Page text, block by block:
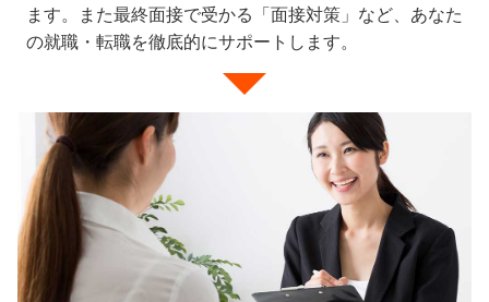
ます。また最終面接で受かる「面接対策」など、あなた
の就職・転職を徹底的にサポートします。